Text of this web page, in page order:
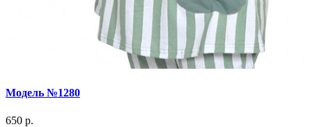
Модель №1280
650 р.